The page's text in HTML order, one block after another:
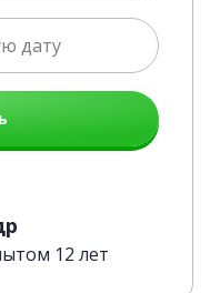
фурнитура
12 лет